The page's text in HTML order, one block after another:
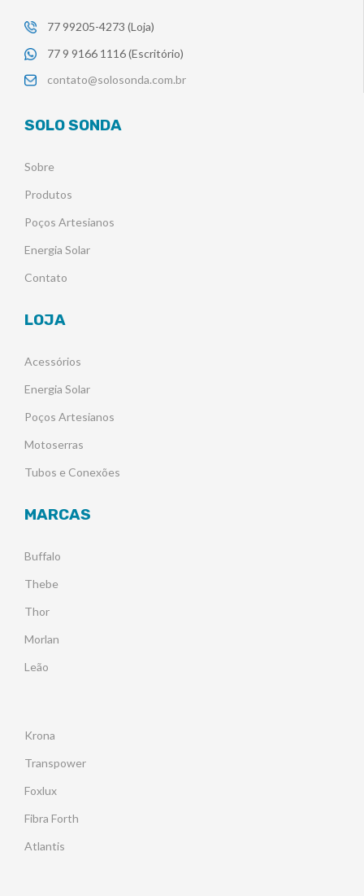
77 99205-4273 (Loja)
77 9 9166 1116 (Escritório)
contato@solosonda.com.br
SOLO SONDA
Sobre
Produtos
Poços Artesianos
Energia Solar
Contato
LOJA
Acessórios
Energia Solar
Poços Artesianos
Motoserras
Tubos e Conexões
MARCAS
Buffalo
Thebe
Thor
Morlan
Leão
Krona
Transpower
Foxlux
Fibra Forth
Atlantis